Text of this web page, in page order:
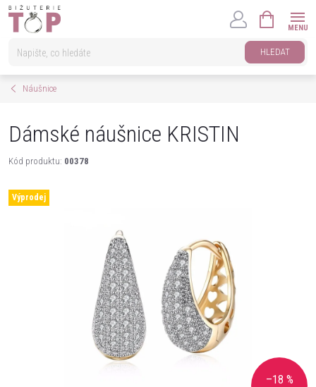
Přejít
HLEDAT
KOŠÍK
Náušnice
Dámské náušnice KRISTIN
Kód produktu: 00378
Výprodej
–18 %